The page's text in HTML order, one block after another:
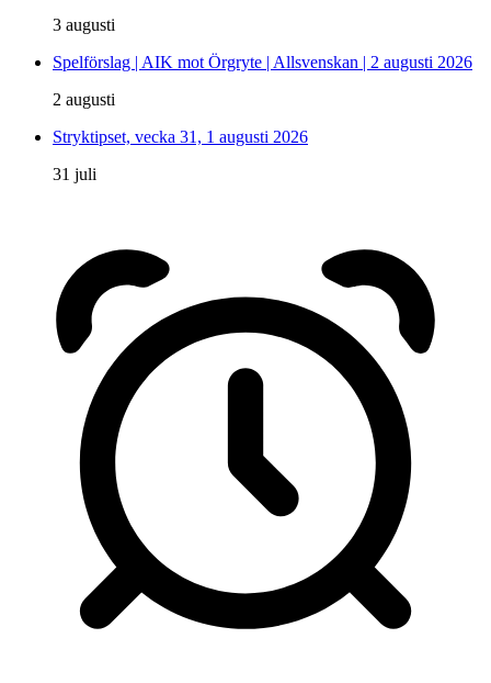
3 augusti
Spelförslag | AIK mot Örgryte | Allsvenskan | 2 augusti 2026
2 augusti
Stryktipset, vecka 31, 1 augusti 2026
31 juli